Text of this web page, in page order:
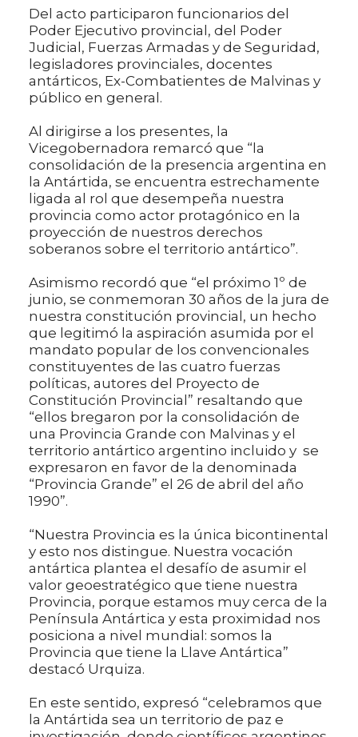
Del acto participaron funcionarios del
Poder Ejecutivo provincial, del Poder
Judicial, Fuerzas Armadas y de Seguridad,
legisladores provinciales, docentes
antárticos, Ex-Combatientes de Malvinas y
público en general.
Al dirigirse a los presentes, la
Vicegobernadora remarcó que “la
consolidación de la presencia argentina en
la Antártida, se encuentra estrechamente
ligada al rol que desempeña nuestra
provincia como actor protagónico en la
proyección de nuestros derechos
soberanos sobre el territorio antártico”.
Asimismo recordó que “el próximo 1º de
junio, se conmemoran 30 años de la jura de
nuestra constitución provincial, un hecho
que legitimó la aspiración asumida por el
mandato popular de los convencionales
constituyentes de las cuatro fuerzas
políticas, autores del Proyecto de
Constitución Provincial” resaltando que
“ellos bregaron por la consolidación de
una Provincia Grande con Malvinas y el
territorio antártico argentino incluido y se
expresaron en favor de la denominada
“Provincia Grande” el 26 de abril del año
1990”.
“Nuestra Provincia es la única bicontinental
y esto nos distingue. Nuestra vocación
antártica plantea el desafío de asumir el
valor geoestratégico que tiene nuestra
Provincia, porque estamos muy cerca de la
Península Antártica y esta proximidad nos
posiciona a nivel mundial: somos la
Provincia que tiene la Llave Antártica”
destacó Urquiza.
En este sentido, expresó “celebramos que
la Antártida sea un territorio de paz e